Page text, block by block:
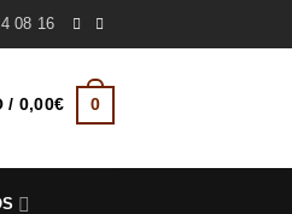
08 16
/ 0,00€ 0